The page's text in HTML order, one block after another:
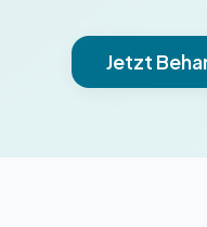
Jetzt